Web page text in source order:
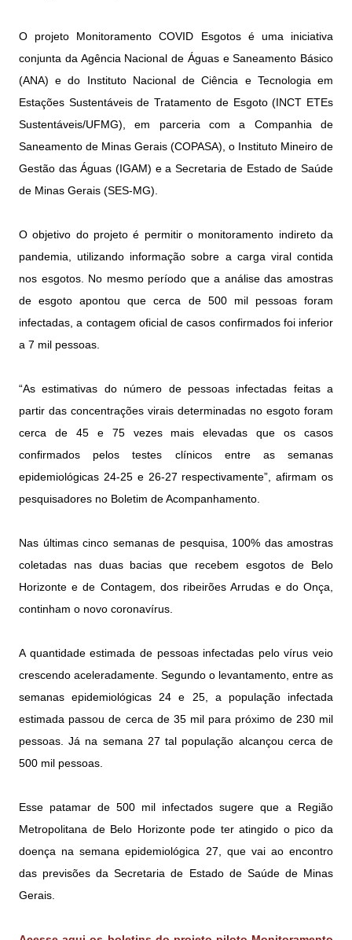
O projeto Monitoramento COVID Esgotos é uma iniciativa
conjunta da Agência Nacional de Águas e Saneamento Básico
(ANA) e do Instituto Nacional de Ciência e Tecnologia em
Estações Sustentáveis de Tratamento de Esgoto (INCT ETEs
Sustentáveis/UFMG), em parceria com a Companhia de
Saneamento de Minas Gerais (COPASA), o Instituto Mineiro de
Gestão das Águas (IGAM) e a Secretaria de Estado de Saúde
de Minas Gerais (SES-MG).
O objetivo do projeto é permitir o monitoramento indireto da
pandemia, utilizando informação sobre a carga viral contida
nos esgotos. No mesmo período que a análise das amostras
de esgoto apontou que cerca de 500 mil pessoas foram
infectadas, a contagem oficial de casos confirmados foi inferior
a 7 mil pessoas.
“As estimativas do número de pessoas infectadas feitas a
partir das concentrações virais determinadas no esgoto foram
cerca de 45 e 75 vezes mais elevadas que os casos
confirmados pelos testes clínicos entre as semanas
epidemiológicas 24-25 e 26-27 respectivamente”, afirmam os
pesquisadores no Boletim de Acompanhamento.
Nas últimas cinco semanas de pesquisa, 100% das amostras
coletadas nas duas bacias que recebem esgotos de Belo
Horizonte e de Contagem, dos ribeirões Arrudas e do Onça,
continham o novo coronavírus.
A quantidade estimada de pessoas infectadas pelo vírus veio
crescendo aceleradamente. Segundo o levantamento, entre as
semanas epidemiológicas 24 e 25, a população infectada
estimada passou de cerca de 35 mil para próximo de 230 mil
pessoas. Já na semana 27 tal população alcançou cerca de
500 mil pessoas.
Esse patamar de 500 mil infectados sugere que a Região
Metropolitana de Belo Horizonte pode ter atingido o pico da
doença na semana epidemiológica 27, que vai ao encontro
das previsões da Secretaria de Estado de Saúde de Minas
Gerais.